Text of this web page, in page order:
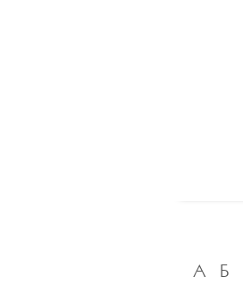
А
Б